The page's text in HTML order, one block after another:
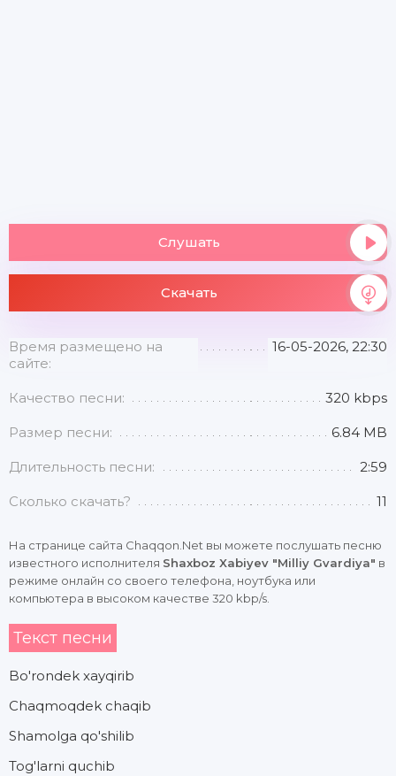
Слушать
Скачать
Время размещено на
сайте:
16-05-2026, 22:30
Качество песни: 320 kbps
Размер песни: 6.84 MB
Длительность песни: 2:59
Сколько скачать? 11
На странице сайта Chaqqon.Net вы можете послушать песню
известного исполнителя Shaxboz Xabiyev "Milliy Gvardiya" в
режиме онлайн со своего телефона, ноутбука или
компьютера в высоком качестве 320 kbp/s.
Текст песни
Bo'rondek xayqirib
Chaqmoqdek chaqib
Shamolga qo'shilib
Tog'larni quchib